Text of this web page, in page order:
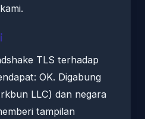
TLS terhadap
OK. Digabung
LLC) dan negara
tampilan